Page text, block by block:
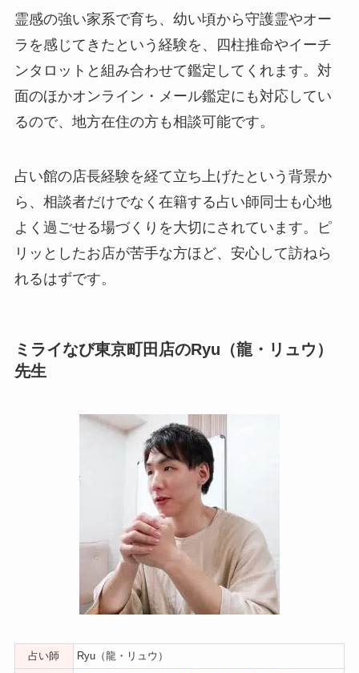
霊感の強い家系で育ち、幼い頃から守護霊やオー
ラを感じてきたという経験を、四柱推命やイーチ
ンタロットと組み合わせて鑑定してくれます。対
面のほかオンライン・メール鑑定にも対応してい
るので、地方在住の方も相談可能です。
占い館の店長経験を経て立ち上げたという背景か
ら、相談者だけでなく在籍する占い師同士も心地
よく過ごせる場づくりを大切にされています。ピ
リッとしたお店が苦手な方ほど、安心して訪ねら
れるはずです。
ミライなび東京町田店のRyu（龍・リュウ）
先生
占い師 Ryu（龍・リュウ）